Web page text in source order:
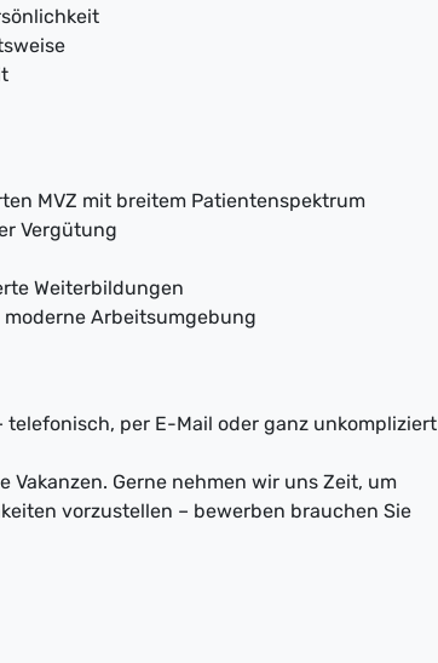
MVZ mit breitem Patientenspektrum
Vergütung
Weiterbildungen
Arbeitsumgebung
per E-Mail oder ganz unkompliziert
Gerne nehmen wir uns Zeit, um
vorzustellen – bewerben brauchen Sie